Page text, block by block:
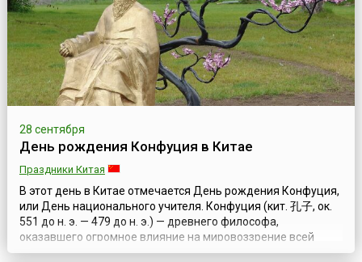
старшей дочери короля Норвегии Х...
28 сентября
День рождения Конфуция в Китае
Праздники Китая
В этот день в Китае отмечается День рождения Конфуция,
или День национального учителя. Конфуция (кит. 孔子, ок.
551 до н. э. — 479 до н. э.) — древнего философа,
оказавшего огромное влияние на мировоззрение всей
китайской цивилизации, — китайцы чтят уже более двух с